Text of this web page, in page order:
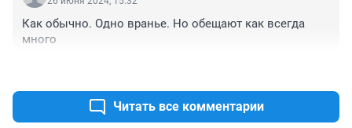
Как обычно. Одно вранье. Но обещают как всегда
много
Читать все комментарии